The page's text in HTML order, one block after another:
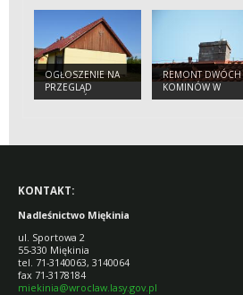
GATUNKÓW I
SIEDLISK
PRZYRODNICZYCH
NA OBSZARACH
ZARZĄDZANYCH
PRZEZ PGL LASY
PAŃSTWOWE
OGŁOSZENIE NA
PRZEGLĄD
BUDYNKÓW
REMONT DWÓCH
KOMINÓW W
BUDYNKACH
KONTAKT:
Nadleśnictwo Miękinia
ul. Sportowa 2
55-330 Miękinia
tel. 71-3140063, 3140064
fax 71-3178184
miekinia@wroclaw.lasy.gov.pl